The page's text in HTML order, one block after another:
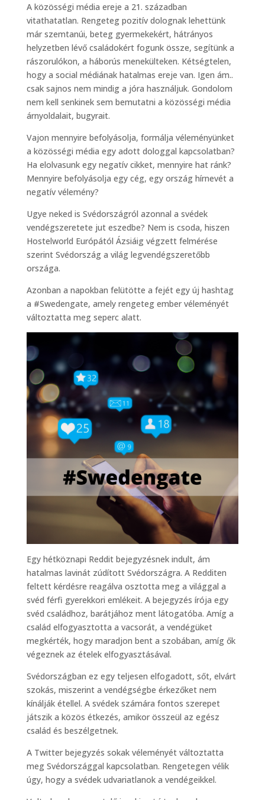
A közösségi média ereje a 21. században
vitathatatlan. Rengeteg pozitív dolognak lehettünk
már szemtanúi, beteg gyermekekért, hátrányos
helyzetben lévő családokért fogunk össze, segítünk a
rászorulókon, a háborús menekülteken. Kétségtelen,
hogy a social médiának hatalmas ereje van. Igen ám..
csak sajnos nem mindig a jóra használjuk. Gondolom
nem kell senkinek sem bemutatni a közösségi média
árnyoldalait, bugyrait.
Vajon mennyire befolyásolja, formálja véleményünket
a közösségi média egy adott dologgal kapcsolatban?
Ha elolvasunk egy negatív cikket, mennyire hat ránk?
Mennyire befolyásolja egy cég, egy ország hírnevét a
negatív vélemény?
Ugye neked is Svédországról azonnal a svédek
vendégszeretete jut eszedbe? Nem is csoda, hiszen
Hostelworld Európától Ázsiáig végzett felmérése
szerint Svédország a világ legvendégszeretőbb
országa.
Azonban a napokban felütötte a fejét egy új hashtag
a #Swedengate, amely rengeteg ember véleményét
változtatta meg seperc alatt.
Egy hétköznapi Reddit bejegyzésnek indult, ám
hatalmas lavinát zúdított Svédországra. A Redditen
feltett kérdésre reagálva osztotta meg a világgal a
svéd férfi gyerekkori emlékeit. A bejegyzés írója egy
svéd családhoz, barátjához ment látogatóba. Amíg a
család elfogyasztotta a vacsorát, a vendégüket
megkérték, hogy maradjon bent a szobában, amíg ők
végeznek az ételek elfogyasztásával.
Svédországban ez egy teljesen elfogadott, sőt, elvárt
szokás, miszerint a vendégségbe érkezőket nem
kínálják étellel. A svédek számára fontos szerepet
játszik a közös étkezés, amikor összeül az egész
család és beszélgetnek.
A Twitter bejegyzés sokak véleményét változtatta
meg Svédországgal kapcsolatban. Rengetegen vélik
úgy, hogy a svédek udvariatlanok a vendégeikkel.